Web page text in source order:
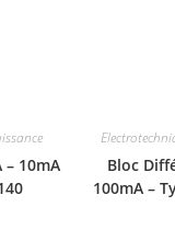
– 10mA
Bloc
100mA –